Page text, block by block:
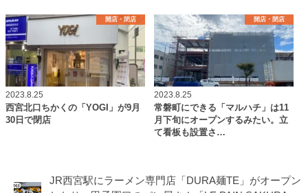
開店・閉店
2023.8.25
西宮北口ちかくの「YOGI」が9月
30日で閉店
開店・閉店
2023.8.25
常磐町にできる「マルハチ」は11
月下旬にオープンするみたい。立
て看板も設置さ…
JR西宮駅にラーメン専門店「DURA麺TE」がオープン